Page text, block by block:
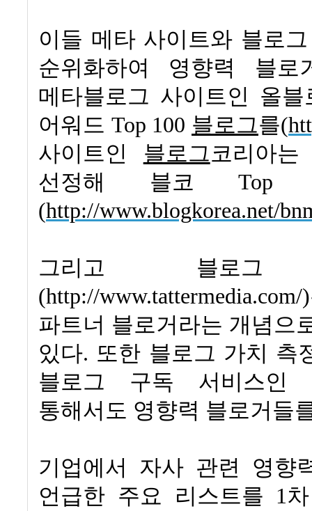
이들 메타 사이트와 블로
순위화하여 영향력 블로
메타블로그 사이트인 올
어워드 Top 100 블로그를(
사이트인 블로그 코리아는
선정해 블코
Top
(http://www.blogkorea.net/
그리고 블로그
(http://www.tattermedia.com/)
파트너 블로거라는 개념으
있다. 또한 블로그 가치 측
블로그 구독 서비스인
통해서도 영향력 블로거들
기업에서 자사 관련 영향
언급한 주요 리스트를 1